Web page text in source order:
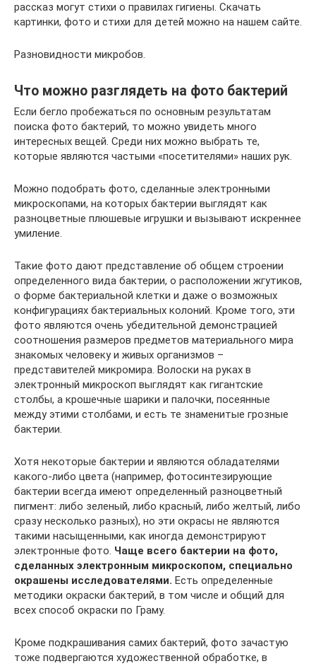
рассказ могут стихи о правилах гигиены. Скачать
картинки, фото и стихи для детей можно на нашем сайте.
Разновидности микробов.
Что можно разглядеть на фото бактерий
Если бегло пробежаться по основным результатам
поиска фото бактерий, то можно увидеть много
интересных вещей. Среди них можно выбрать те,
которые являются частыми «посетителями» наших рук.
Можно подобрать фото, сделанные электронными
микроскопами, на которых бактерии выглядят как
разноцветные плюшевые игрушки и вызывают искреннее
умиление.
Такие фото дают представление об общем строении
определенного вида бактерии, о расположении жгутиков,
о форме бактериальной клетки и даже о возможных
конфигурациях бактериальных колоний. Кроме того, эти
фото являются очень убедительной демонстрацией
соотношения размеров предметов материального мира
знакомых человеку и живых организмов –
представителей микромира. Волоски на руках в
электронный микроскоп выглядят как гигантские
столбы, а крошечные шарики и палочки, посеянные
между этими столбами, и есть те знаменитые грозные
бактерии.
Хотя некоторые бактерии и являются обладателями
какого-либо цвета (например, фотосинтезирующие
бактерии всегда имеют определенный разноцветный
пигмент: либо зеленый, либо красный, либо желтый, либо
сразу несколько разных), но эти окрасы не являются
такими насыщенными, как иногда демонстрируют
электронные фото. Чаще всего бактерии на фото,
сделанных электронным микроскопом, специально
окрашены исследователями. Есть определенные
методики окраски бактерий, в том числе и общий для
всех способ окраски по Граму.
Кроме подкрашивания самих бактерий, фото зачастую
тоже подвергаются художественной обработке, в